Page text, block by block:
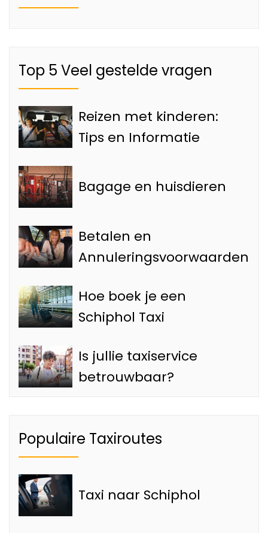
Top 5 Veel gestelde vragen
Reizen met kinderen:
Tips en Informatie
Bagage en huisdieren
Betalen en
Annuleringsvoorwaarden
Hoe boek je een
Schiphol Taxi
Is jullie taxiservice
betrouwbaar?
Populaire Taxiroutes
Taxi naar Schiphol